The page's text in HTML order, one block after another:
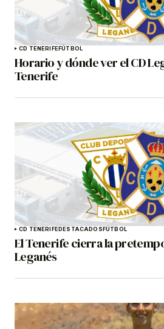
CD TENERIFEFÚTBOL
Horario y dónde ver el CD
Tenerife
CD TENERIFEDESTACADOSFÚTBOL
El Tenerife cierra la
Leganés